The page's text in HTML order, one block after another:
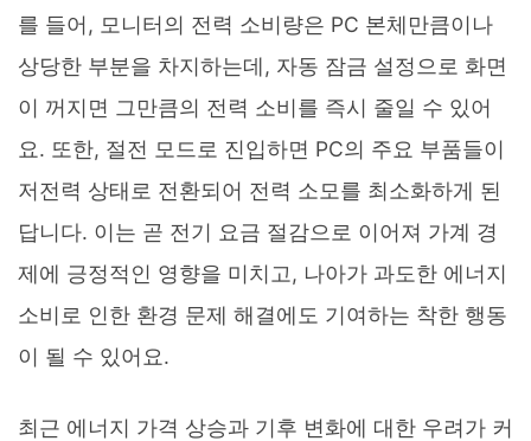
를 들어, 모니터의 전력 소비량은 PC 본체만큼이나
상당한 부분을 차지하는데, 자동 잠금 설정으로 화면
이 꺼지면 그만큼의 전력 소비를 즉시 줄일 수 있어
요. 또한, 절전 모드로 진입하면 PC의 주요 부품들이
저전력 상태로 전환되어 전력 소모를 최소화하게 된
답니다. 이는 곧 전기 요금 절감으로 이어져 가계 경
제에 긍정적인 영향을 미치고, 나아가 과도한 에너지
소비로 인한 환경 문제 해결에도 기여하는 착한 행동
이 될 수 있어요.
최근 에너지 가격 상승과 기후 변화에 대한 우려가 커